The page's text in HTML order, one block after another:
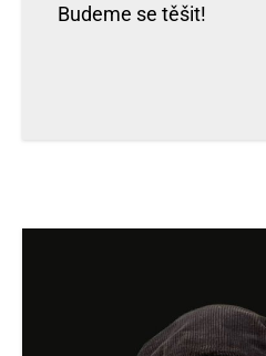
Budeme se těšit!